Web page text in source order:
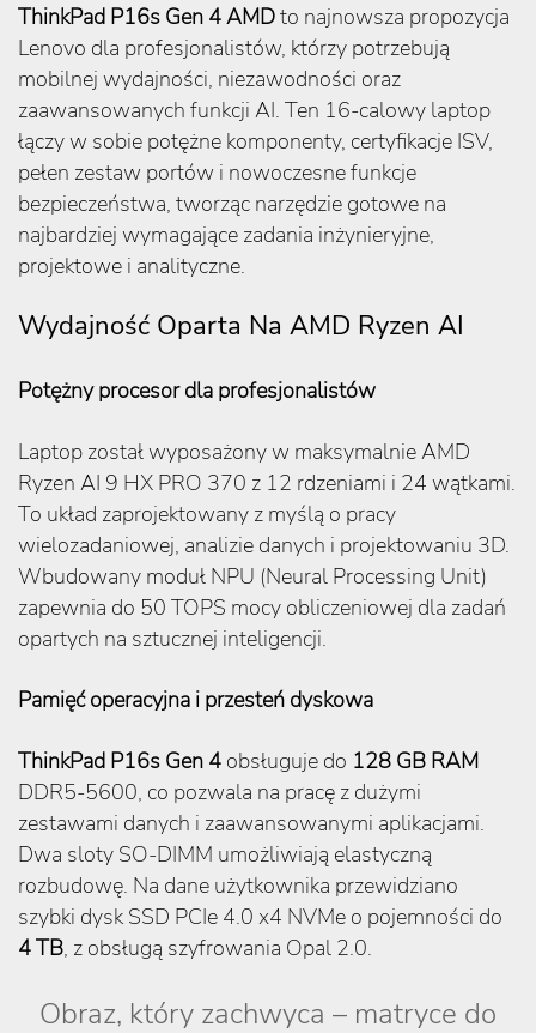
ThinkPad P16s Gen 4 AMDto najnowsza propozycja
Lenovo dla profesjonalistów, którzy potrzebują
mobilnej wydajności, niezawodności oraz
zaawansowanych funkcji AI. Ten 16-calowy laptop
łączy w sobie potężne komponenty, certyfikacje ISV,
pełen zestaw portów i nowoczesne funkcje
bezpieczeństwa, tworząc narzędzie gotowe na
najbardziej wymagające zadania inżynieryjne,
projektowe i analityczne.
Wydajność Oparta Na AMD Ryzen AI
Potężny procesor dla profesjonalistów
Laptop został wyposażony w maksymalnie AMD
Ryzen AI 9 HX PRO 370 z 12 rdzeniami i 24 wątkami.
To układ zaprojektowany z myślą o pracy
wielozadaniowej, analizie danych i projektowaniu 3D.
Wbudowany moduł NPU (Neural Processing Unit)
zapewnia do 50 TOPS mocy obliczeniowej dla zadań
opartych na sztucznej inteligencji.
Pamięć operacyjna i przesteń dyskowa
ThinkPad P16s Gen 4 obsługuje do 128 GB RAM
DDR5-5600, co pozwala na pracę z dużymi
zestawami danych i zaawansowanymi aplikacjami.
Dwa sloty SO-DIMM umożliwiają elastyczną
rozbudowę. Na dane użytkownika przewidziano
szybki dysk SSD PCIe 4.0 x4 NVMe o pojemności do
4 TB, z obsługą szyfrowania Opal 2.0.
Obraz, który zachwyca – matryce do